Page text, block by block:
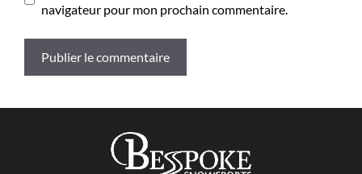
navigateur pour mon prochain commentaire.